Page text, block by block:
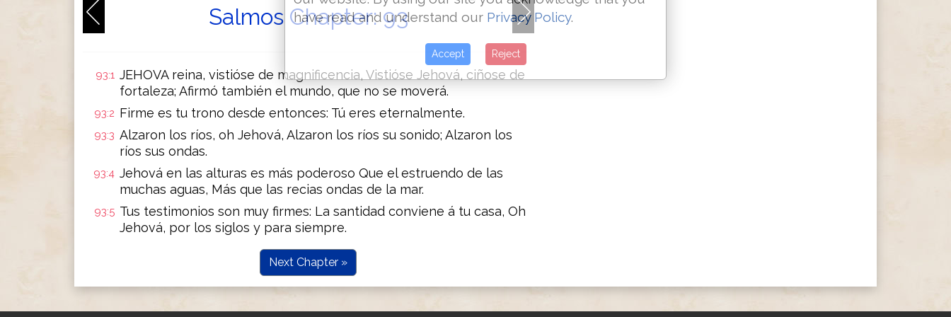
Salmos Chapter: 93
93:1 JEHOVA reina, vistióse de magnificencia, Vistióse Jehová, ciñose de
fortaleza; Afirmó también el mundo, que no se moverá.
93:2 Firme es tu trono desde entonces: Tú eres eternalmente.
93:3 Alzaron los ríos, oh Jehová, Alzaron los ríos su sonido; Alzaron los
ríos sus ondas.
93:4 Jehová en las alturas es más poderoso Que el estruendo de las
muchas aguas, Más que las recias ondas de la mar.
93:5 Tus testimonios son muy firmes: La santidad conviene á tu casa, Oh
Jehová, por los siglos y para siempre.
Next Chapter »
have read and understand our Privacy Policy.
Accept Reject